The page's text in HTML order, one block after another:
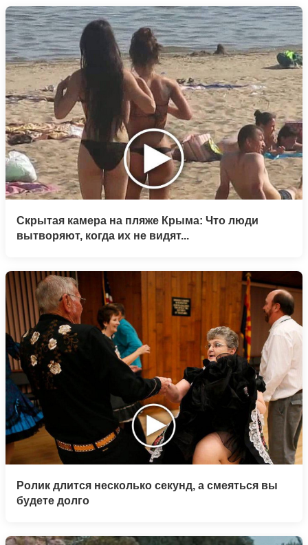
Скрытая камера на пляже Крыма: Что люди
вытворяют, когда их не видят...
Ролик длится несколько секунд, а смеяться вы
будете долго